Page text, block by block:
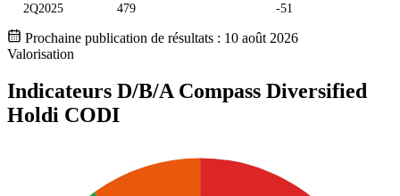
2Q2025 479 -51
Prochaine publication de résultats : 10 août 2026
Valorisation
Indicateurs D/B/A Compass Diversified
Holdi CODI